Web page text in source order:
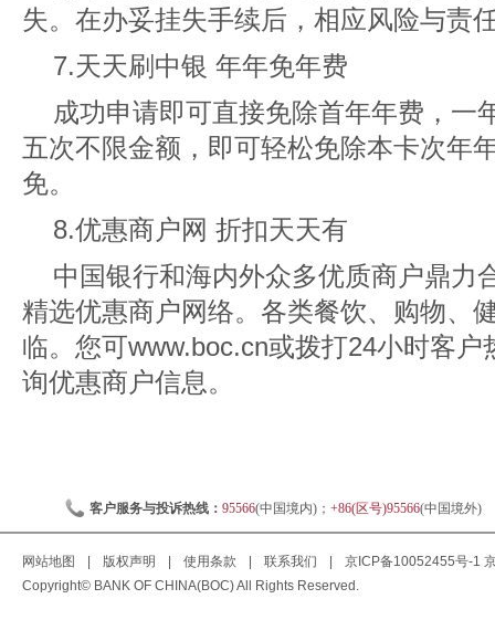
失。在办妥挂失手续后，相应风险与责
7.天天刷中银 年年免年费
成功申请即可直接免除首年年费，一
五次不限金额，即可轻松免除本卡次年
免。
8.优惠商户网 折扣天天有
中国银行和海内外众多优质商户鼎力
精选优惠商户网络。各类餐饮、购物、
临。您可www.boc.cn或拨打24小时客户
询优惠商户信息。
客户服务与投诉热线： 95566(中国境内)； +86(区号)95566(中国境外)
网站地图 版权声明 使用条款 联系我们 京ICP备10052455号-1
Copyright© BANK OF CHINA(BOC) All Rights Reserved.